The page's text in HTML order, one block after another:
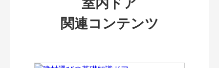
関連コンテンツ